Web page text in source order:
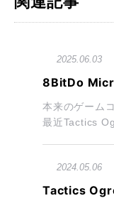
2025.06.03
8BitDo
本来のゲーム
最近Tactics
2024.05.06
Tactics